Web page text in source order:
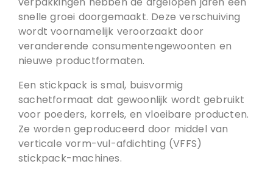
snelle groei doorgemaakt. Deze verschuiving
wordt voornamelijk veroorzaakt door
veranderende consumentengewoonten en
nieuwe productformaten.
Een stickpack is smal, buisvormig
sachetformaat dat gewoonlijk wordt gebruikt
voor poeders, korrels, en vloeibare producten.
Ze worden geproduceerd door middel van
verticale vorm-vul-afdichting (VFFS)
stickpack-machines.